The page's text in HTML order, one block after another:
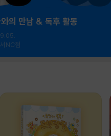
와의 만남 & 독후 활동
NC점